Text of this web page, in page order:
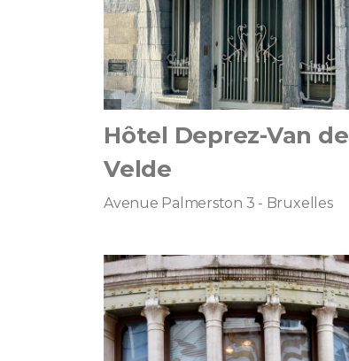
Hôtel Deprez-Van de
Velde
Avenue Palmerston 3 - Bruxelles